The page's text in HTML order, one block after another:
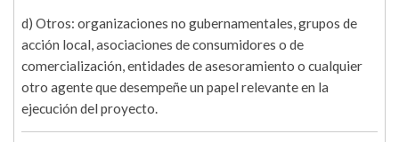
d) Otros: organizaciones no gubernamentales, grupos de
acción local, asociaciones de consumidores o de
comercialización, entidades de asesoramiento o cualquier
otro agente que desempeñe un papel relevante en la
ejecución del proyecto.